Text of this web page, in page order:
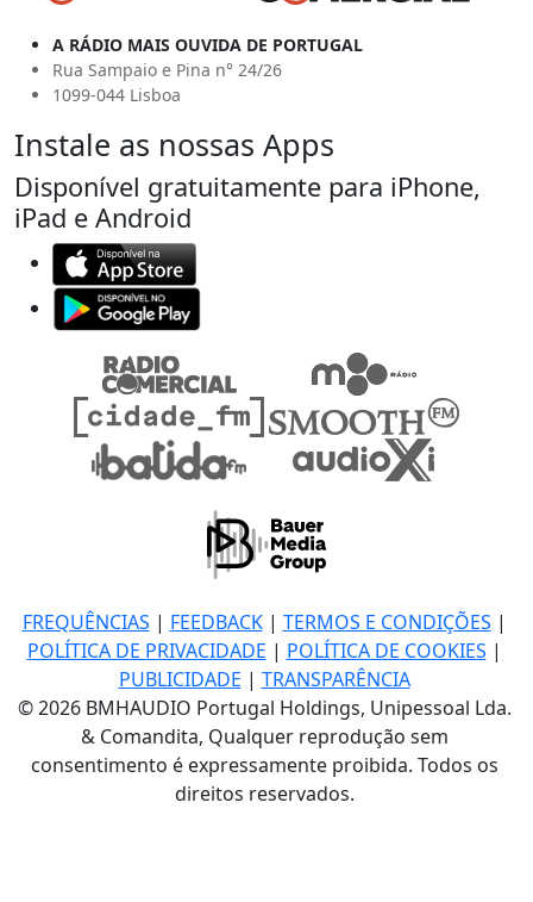
A RÁDIO MAIS OUVIDA DE PORTUGAL
Rua Sampaio e Pina n° 24/26
1099-044 Lisboa
Instale as nossas Apps
Disponível gratuitamente para iPhone,
iPad e Android
FREQUÊNCIAS | FEEDBACK| TERMOS E CONDIÇÕES |
POLÍTICA DE PRIVACIDADE | POLÍTICA DE COOKIES |
PUBLICIDADE | TRANSPARÊNCIA
© 2026 BMHAUDIO Portugal Holdings, Unipessoal Lda.
& Comandita, Qualquer reprodução sem
consentimento é expressamente proibida. Todos os
direitos reservados.